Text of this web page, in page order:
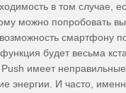
в том случае,
можно попробовать
смартфону
будет весьма
имеет
энергии. И часто,